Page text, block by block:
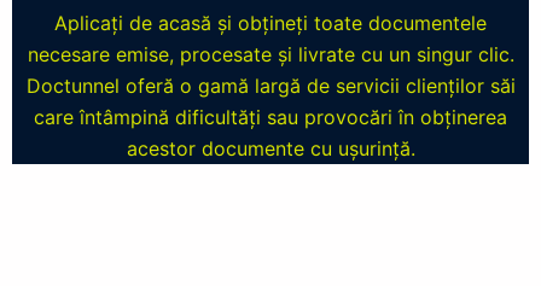
Aplicați de acasă și obțineți toate documentele
necesare emise, procesate și livrate cu un singur clic.
Doctunnel oferă o gamă largă de servicii clienților săi
care întâmpină dificultăți sau provocări în obținerea
acestor documente cu ușurință.